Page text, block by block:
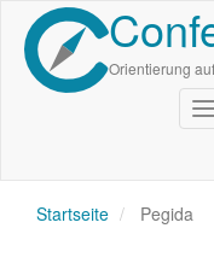
Direkt
zum
Inhalt
Orientierung
Startseite Pegida